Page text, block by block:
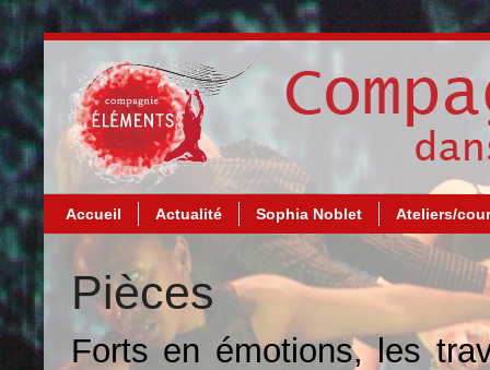
Accueil Actualité Sophia Noblet Ateliers/
Pièces
Forts en émotions, les